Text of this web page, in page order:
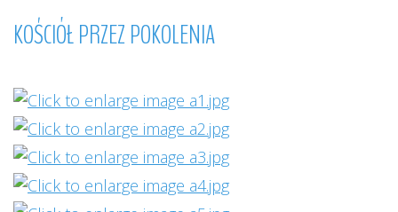
KOŚCIÓŁPRZEZPOKOLENIA